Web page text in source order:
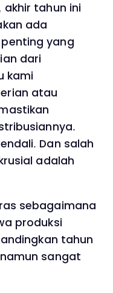
akhir tahun ini
ada
yang
dari
kami
atau
Dan salah
adalah
sebagaimana
produksi
tahun
sangat